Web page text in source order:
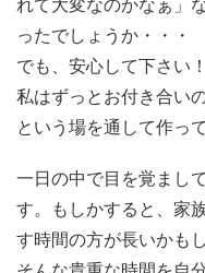
れて大変なのかなぁ」
ったでしょうか・・・
でも、安心して下さい！
私はずっとお付き合い
という場を通して作っ
一日の中で目を覚まし
す。もしかすると、家
す時間の方が長いかも